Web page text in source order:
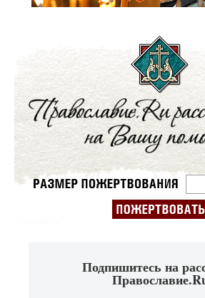
Подпишитесь на